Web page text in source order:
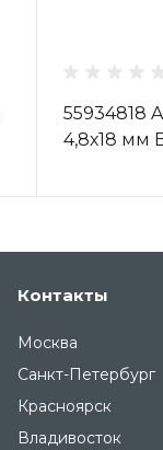
55934818
4,8х18 мм
Контакты
Москва
Санкт-Петербург
Красноярск
Владивосток